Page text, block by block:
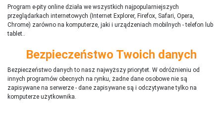
Program e-pity online działa we wszystkich najpopularniejszych
przeglądarkach internetowych (Internet Explorer, Firefox, Safari, Opera,
Chrome) zarówno na komputerze, jaki i urządzeniach mobilnych - telefon lub
tablet..
Bezpieczeństwo Twoich danych
Bezpieczeństwo danych to nasz najwyższy priorytet. W odróżnieniu od
innych programów obecnych na rynku, żadne dane osobowe nie są
zapisywane na serwerze - dane zapisywane są i odczytywane tylko na
komputerze użytkownika.